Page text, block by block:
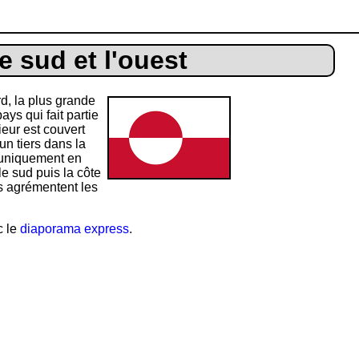
sud et l'ouest
la plus grande
qui fait partie
est couvert
tiers dans la
en
sud puis la côte
agrémentent les
le diaporama express.